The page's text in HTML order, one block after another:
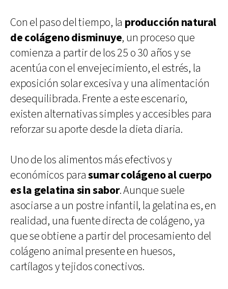
Con el paso del tiempo, la producción natural
de colágeno disminuye, un proceso que
comienza a partir de los 25 o 30 años y se
acentúa con el envejecimiento, el estrés, la
exposición solar excesiva y una alimentación
desequilibrada. Frente a este escenario,
existen alternativas simples y accesibles para
reforzar su aporte desde la dieta diaria.
Uno de los alimentos más efectivos y
económicos parasumar colágeno al cuerpo
es la gelatina sin sabor. Aunque suele
asociarse a un postre infantil, la gelatina es, en
realidad, una fuente directa de colágeno, ya
que se obtiene a partir del procesamiento del
colágeno animal presente en huesos,
cartílagos y tejidos conectivos.